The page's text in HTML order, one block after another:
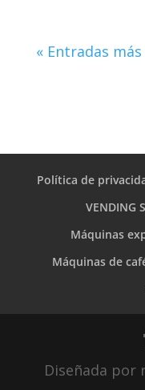
« Entradas
Política de
VENDING
Máquinas
Máquinas de
Diseñada por